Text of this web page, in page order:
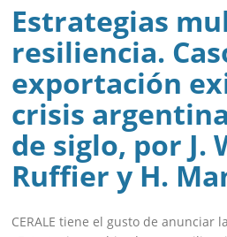
Estrategias
resiliencia.
exportación
crisis
de siglo, por J.
Ruffier y H.
CERALE tiene el gusto de anunciar